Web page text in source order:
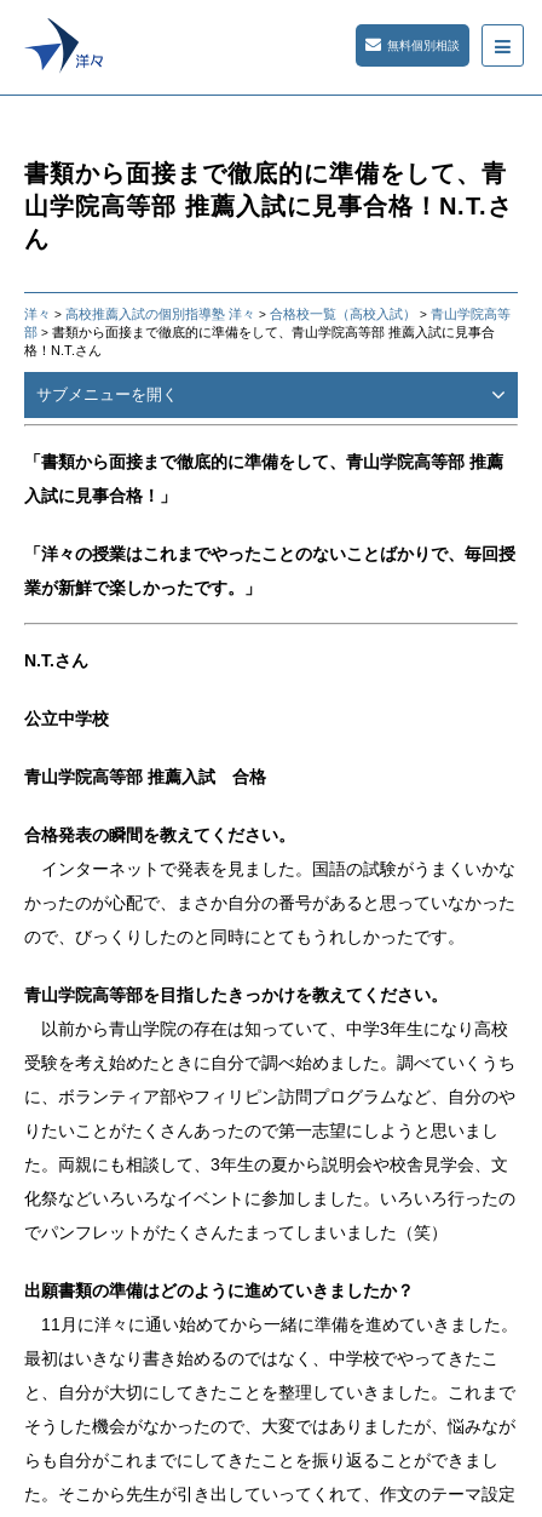
無料個別相談
書類から面接まで徹底的に準備をして、青
山学院高等部 推薦入試に見事合格！N.T.さ
ん
洋々 > 高校推薦入試の個別指導塾 洋々 > 合格校一覧（高校入試） > 青山学院高等
部 > 書類から面接まで徹底的に準備をして、青山学院高等部 推薦入試に見事合
格！N.T.さん
サブメニューを開く
「書類から面接まで徹底的に準備をして、青山学院高等部 推薦
入試に見事合格！」
「洋々の授業はこれまでやったことのないことばかりで、毎回授
業が新鮮で楽しかったです。」
N.T.さん
公立中学校
青山学院高等部 推薦入試 合格
合格発表の瞬間を教えてください。
インターネットで発表を見ました。国語の試験がうまくいかな
かったのが心配で、まさか自分の番号があると思っていなかった
ので、びっくりしたのと同時にとてもうれしかったです。
青山学院高等部を目指したきっかけを教えてください。
以前から青山学院の存在は知っていて、中学3年生になり高校
受験を考え始めたときに自分で調べ始めました。調べていくうち
に、ボランティア部やフィリピン訪問プログラムなど、自分のや
りたいことがたくさんあったので第一志望にしようと思いまし
た。両親にも相談して、3年生の夏から説明会や校舎見学会、文
化祭などいろいろなイベントに参加しました。いろいろ行ったの
でパンフレットがたくさんたまってしまいました（笑）
出願書類の準備はどのように進めていきましたか？
11月に洋々に通い始めてから一緒に準備を進めていきました。
最初はいきなり書き始めるのではなく、中学校でやってきたこ
と、自分が大切にしてきたことを整理していきました。これまで
そうした機会がなかったので、大変ではありましたが、悩みなが
らも自分がこれまでにしてきたことを振り返ることができまし
た。そこから先生が引き出していってくれて、作文のテーマ設定